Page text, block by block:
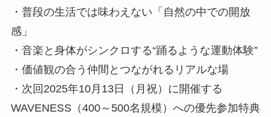
・普段の生活では味わえない「自然の中での開放
感」
・音楽と身体がシンクロする“踊るような運動体験”
・価値観の合う仲間とつながれるリアルな場
・次回2025年10月13日（月祝）に開催する
WAVENESS（400～500名規模）への優先参加特典